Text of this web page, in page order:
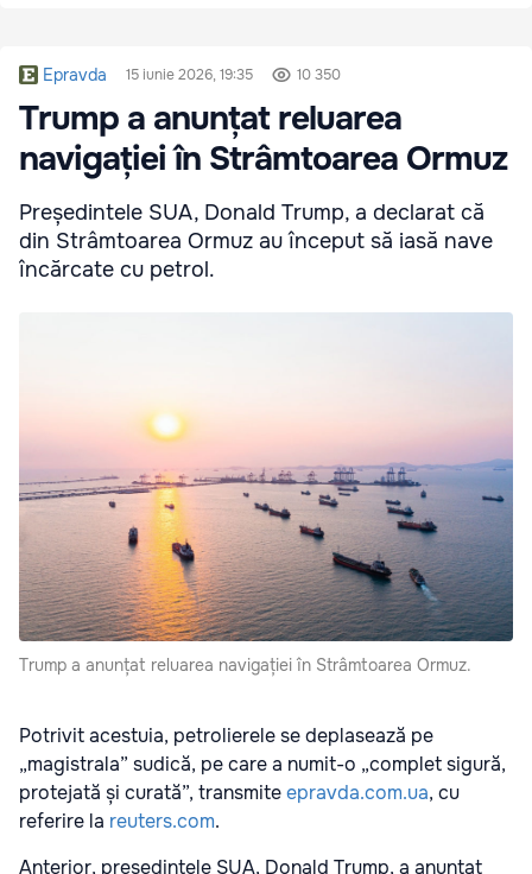
Epravda 15 iunie 2026, 19:35 10 350
Trump a anunțat reluarea
navigației în Strâmtoarea Ormuz
Președintele SUA, Donald Trump, a declarat că
din Strâmtoarea Ormuz au început să iasă nave
încărcate cu petrol.
Trump a anunțat reluarea navigației în Strâmtoarea Ormuz.
Potrivit acestuia, petrolierele se deplasează pe
„magistrala” sudică, pe care a numit-o „complet sigură,
protejată și curată”, transmiteepravda.com.ua, cu
referire la reuters.com.
Anterior, președintele SUA, Donald Trump, a anunțat